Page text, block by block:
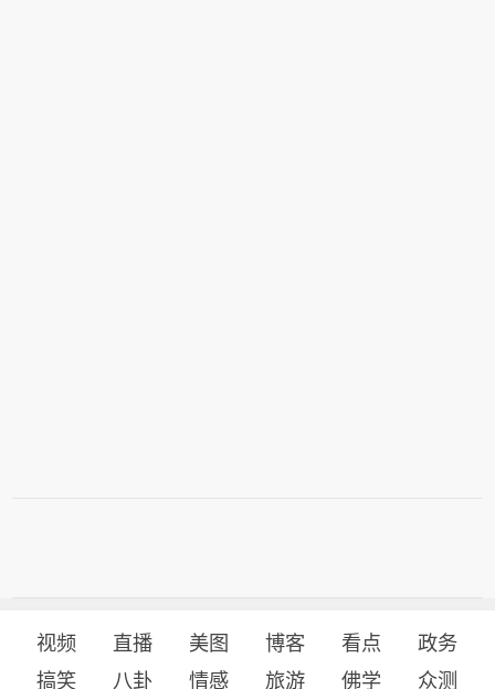
视频 直播 美图 博客 看点
政务
搞笑
八卦 情感 旅游 佛学 众测